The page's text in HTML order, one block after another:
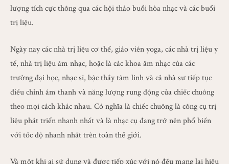
lượng tích cực thông qua các hội thảo buổi hòa nhạc và các buổi
trị liệu.
Ngày nay các nhà trị liệu cơ thể, giáo viên yoga, các nhà trị liệu y
tế, nhà trị liệu âm nhạc, hoặc là các khoa âm nhạc của các
trường đại học, nhạc sĩ, bậc thầy tâm linh và cả nhà sư tiếp tục
điều chỉnh âm thanh và năng lượng rung động của chiếc chuông
theo mọi cách khác nhau. Có nghĩa là chiếc chuông là công cụ trị
liệu phát triển nhanh nhất và là nhạc cụ đang trở nên phổ biến
với tốc độ nhanh nhất trên toàn thế giới.
Và một khi ai sử dụng và được tiếp xúc với nó đều mang lại hiệu